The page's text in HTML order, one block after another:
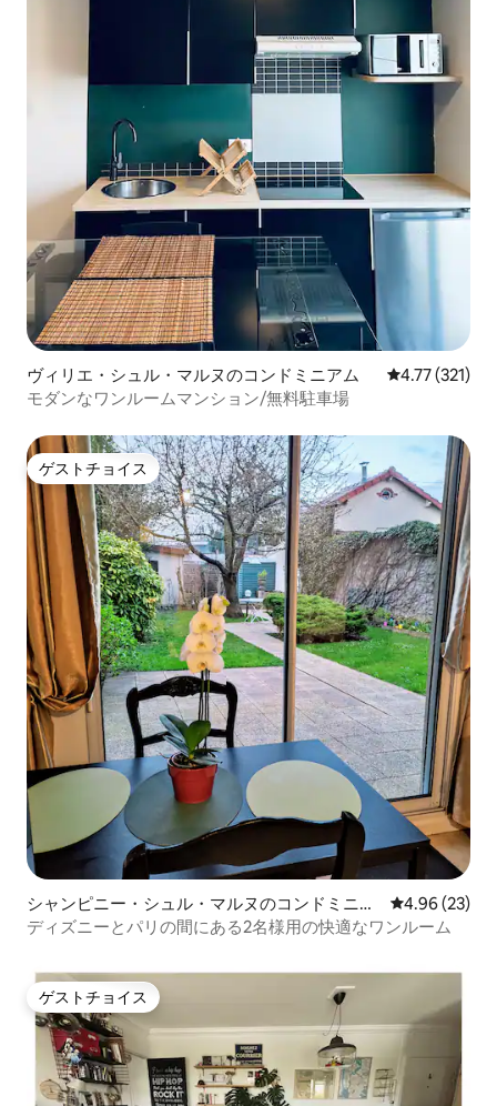
ヴィリエ・シュル・マルヌのコンドミニアム レビュー321
4.77 (321)
モダンなワンルームマンション/無料駐車場
ゲストチョイス
ゲストチョイス
シャンピニー・シュル・マルヌのコンドミニア
ム
レビュー23
4.96 (23)
ディズニーとパリの間にある2名様用の快適なワンルーム
ゲストチョイス
ゲストチョイス